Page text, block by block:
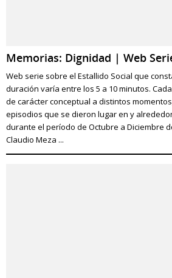
Memorias: Dignidad | Web
Web serie sobre el Estallido Social que
duración varía entre los 5 a 10 minutos.
de carácter conceptual a distintos
episodios que se dieron lugar en y
durante el período de Octubre a Diciembre
Claudio Meza ...